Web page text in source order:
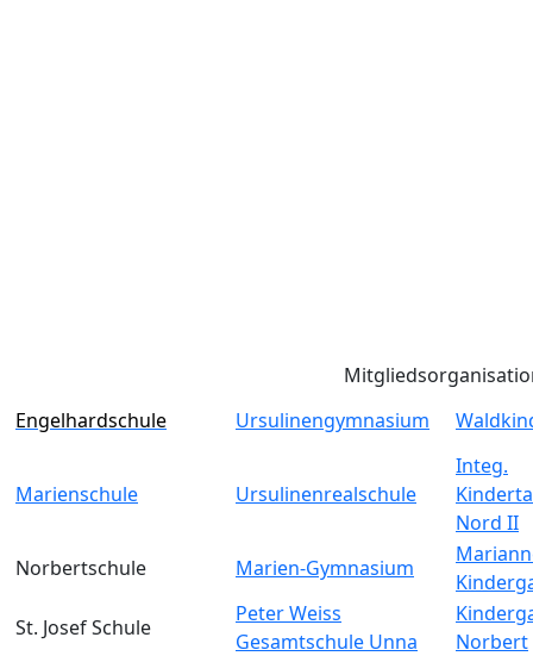
Engelhardschule
Ursulinengymnasium
Marienschule Ursulinenrealschule
Integ.
Nord II
Norbertschule
Marien-Gymnasium
St. Josef Schule
Peter Weiss
Gesamtschule Unna
Norbert